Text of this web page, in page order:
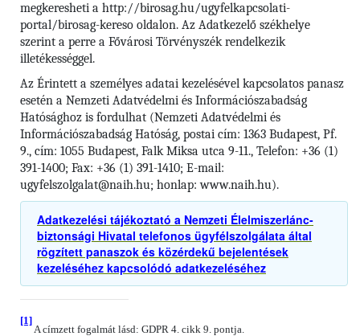
megkeresheti a http://birosag.hu/ugyfelkapcsolati-
portal/birosag-kereso oldalon. Az Adatkezelő székhelye
szerint a perre a Fővárosi Törvényszék rendelkezik
illetékességgel.
Az Érintett a személyes adatai kezelésével kapcsolatos panasz
esetén a Nemzeti Adatvédelmi és Információszabadság
Hatósághoz is fordulhat (Nemzeti Adatvédelmi és
Információszabadság Hatóság, postai cím: 1363 Budapest, Pf.
9., cím: 1055 Budapest, Falk Miksa utca 9-11., Telefon: +36 (1)
391-1400; Fax: +36 (1) 391-1410; E-mail:
ugyfelszolgalat@naih.hu; honlap: www.naih.hu).
Adatkezelési tájékoztató a Nemzeti Élelmiszerlánc-
biztonsági Hivatal telefonos ügyfélszolgálata által
rögzített panaszok és közérdekű bejelentések
kezeléséhez kapcsolódó adatkezeléséhez
[1]
A címzett fogalmát lásd: GDPR 4. cikk 9. pontja.